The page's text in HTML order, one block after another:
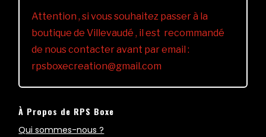
Attention , si vous souhaitez passer à la
boutique de Villevaudé , il est recommandé
de nous contacter avant par email :
rpsboxecreation@gmail.com
À Propos de RPS Boxe
Qui sommes-nous ?